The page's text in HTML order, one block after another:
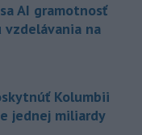
AI gramotnosť
vzdelávania na
Kolumbii
jednej miliardy